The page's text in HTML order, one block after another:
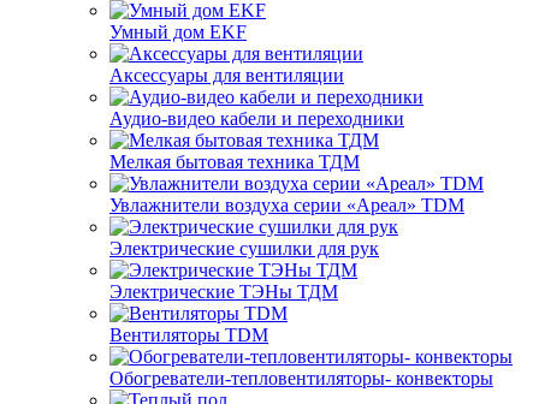
Умный дом EKF
Аксессуары для вентиляции
Аудио-видео кабели и переходники
Мелкая бытовая техника ТДМ
Увлажнители воздуха серии «Ареал» TDM
Электрические сушилки для рук
Электрические ТЭНы ТДМ
Вентиляторы TDM
Обогреватели-тепловентиляторы- конвекторы